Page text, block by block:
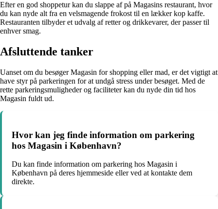
Efter en god shoppetur kan du slappe af på Magasins restaurant, hvor
du kan nyde alt fra en velsmagende frokost til en lækker kop kaffe.
Restauranten tilbyder et udvalg af retter og drikkevarer, der passer til
enhver smag.
Afsluttende tanker
Uanset om du besøger Magasin for shopping eller mad, er det vigtigt at
have styr på parkeringen for at undgå stress under besøget. Med de
rette parkeringsmuligheder og faciliteter kan du nyde din tid hos
Magasin fuldt ud.
Hvor kan jeg finde information om parkering
hos Magasin i København?
Du kan finde information om parkering hos Magasin i
København på deres hjemmeside eller ved at kontakte dem
direkte.